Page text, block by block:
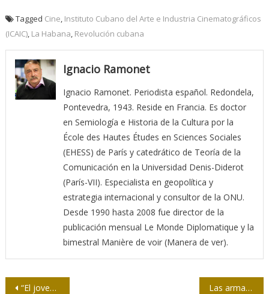
Tagged Cine Instituto Cubano del Arte e Industria Cinematográficos
(ICAIC), La Habana Revolución cubana
Ignacio Ramonet
Ignacio Ramonet. Periodista español. Redondela,
Pontevedra, 1943. Reside en Francia. Es doctor
en Semiología e Historia de la Cultura por la
École des Hautes Études en Sciences Sociales
(EHESS) de París y catedrático de Teoría de la
Comunicación en la Universidad Denis-Diderot
(París-VII). Especialista en geopolítica y
estrategia internacional y consultor de la ONU.
Desde 1990 hasta 2008 fue director de la
publicación mensual Le Monde Diplomatique y la
bimestral Manière de voir (Manera de ver).
Navegación
“El joven rebelde”, entre el neorrealismo y la necesidad de un cine nacional Las armas de la palabra en las misiones militares cubanas